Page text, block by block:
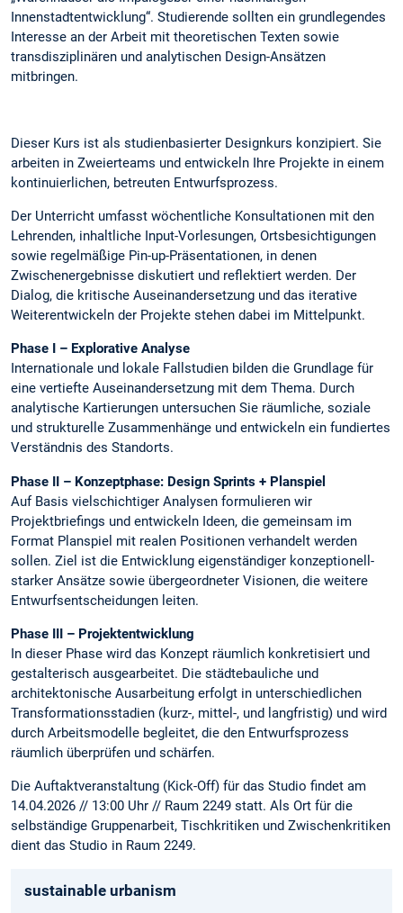
Innenstadtentwicklung“. Studierende sollten ein grundlegendes
Interesse an der Arbeit mit theoretischen Texten sowie
transdisziplinären und analytischen Design-Ansätzen
mitbringen.
Dieser Kurs ist als studienbasierter Designkurs konzipiert. Sie
arbeiten in Zweierteams und entwickeln Ihre Projekte in einem
kontinuierlichen, betreuten Entwurfsprozess.
Der Unterricht umfasst wöchentliche Konsultationen mit den
Lehrenden, inhaltliche Input-Vorlesungen, Ortsbesichtigungen
sowie regelmäßige Pin-up-Präsentationen, in denen
Zwischenergebnisse diskutiert und reflektiert werden. Der
Dialog, die kritische Auseinandersetzung und das iterative
Weiterentwickeln der Projekte stehen dabei im Mittelpunkt.
Phase I – Explorative Analyse
Internationale und lokale Fallstudien bilden die Grundlage für
eine vertiefte Auseinandersetzung mit dem Thema. Durch
analytische Kartierungen untersuchen Sie räumliche, soziale
und strukturelle Zusammenhänge und entwickeln ein fundiertes
Verständnis des Standorts.
Phase II – Konzeptphase: Design Sprints + Planspiel
Auf Basis vielschichtiger Analysen formulieren wir
Projektbriefings und entwickeln Ideen, die gemeinsam im
Format Planspiel mit realen Positionen verhandelt werden
sollen. Ziel ist die Entwicklung eigenständiger konzeptionell-
starker Ansätze sowie übergeordneter Visionen, die weitere
Entwurfsentscheidungen leiten.
Phase III – Projektentwicklung
In dieser Phase wird das Konzept räumlich konkretisiert und
gestalterisch ausgearbeitet. Die städtebauliche und
architektonische Ausarbeitung erfolgt in unterschiedlichen
Transformationsstadien (kurz-, mittel-, und langfristig) und wird
durch Arbeitsmodelle begleitet, die den Entwurfsprozess
räumlich überprüfen und schärfen.
Die Auftaktveranstaltung (Kick-Off) für das Studio findet am
14.04.2026 // 13:00 Uhr // Raum 2249 statt. Als Ort für die
selbständige Gruppenarbeit, Tischkritiken und Zwischenkritiken
dient das Studio in Raum 2249.
sustainable urbanism